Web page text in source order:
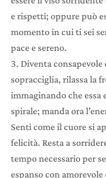
e rispetti; oppure può
momento in cui ti sei
pace e sereno.
Diventa
sopracciglia, rilassa la
immaginando che essa
spirale; manda ora
Senti come il cuore si
felicità. Resta a
tempo necessario per
espanso con amorevole